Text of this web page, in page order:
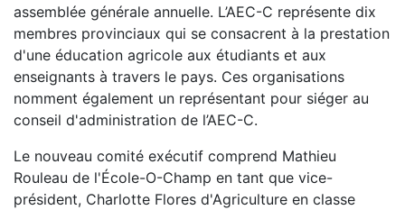
assemblée générale annuelle. L’AEC-C représente dix
membres provinciaux qui se consacrent à la prestation
d'une éducation agricole aux étudiants et aux
enseignants à travers le pays. Ces organisations
nomment également un représentant pour siéger au
conseil d'administration de l’AEC-C.
Le nouveau comité exécutif comprend Mathieu
Rouleau de l'École-O-Champ en tant que vice-
président, Charlotte Flores d'Agriculture en classe